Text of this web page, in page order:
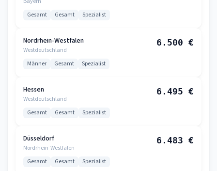
Gesamt Gesamt Spezialist
Nordrhein-Westfalen
Westdeutschland
6.500 €
Männer Gesamt Spezialist
Hessen
Westdeutschland
6.495 €
Gesamt Gesamt Spezialist
Düsseldorf
Nordrhein-Westfalen
6.483 €
Gesamt Gesamt Spezialist